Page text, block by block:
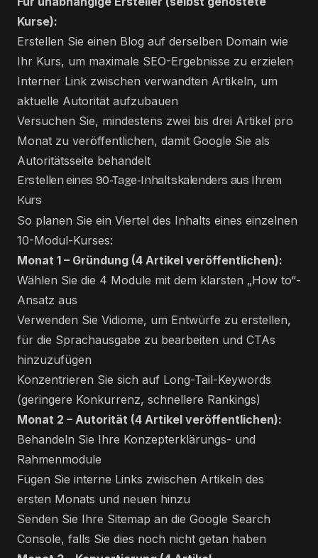
Kurse):
Erstellen Sie einen Blog auf derselben Domain wie
Ihr Kurs, um maximale SEO-Ergebnisse zu erzielen
Interner Link zwischen verwandten Artikeln, um
aktuelle Autorität aufzubauen
Versuchen Sie, mindestens zwei bis drei Artikel pro
Monat zu veröffentlichen, damit Google Sie als
Autoritätsseite behandelt
Erstellen eines 90-Tage-Inhaltskalenders aus Ihrem
Kurs
So planen Sie ein Viertel des Inhalts eines einzelnen
10-Modul-Kurses:
Monat 1 – Gründung (4 Artikel veröffentlichen):
Wählen Sie die 4 Module mit dem klarsten „How to“-
Ansatz aus
Verwenden Sie Vidiome, um Entwürfe zu erstellen,
für die Sprachausgabe zu bearbeiten und CTAs
hinzuzufügen
Konzentrieren Sie sich auf Long-Tail-Keywords
(geringere Konkurrenz, schnellere Rankings)
Monat 2 – Autorität (4 Artikel veröffentlichen):
Behandeln Sie Ihre Konzepterklärungs- und
Rahmenmodule
Fügen Sie interne Links zwischen Artikeln des
ersten Monats und neuen hinzu
Senden Sie Ihre Sitemap an die Google Search
Console, falls Sie dies noch nicht getan haben